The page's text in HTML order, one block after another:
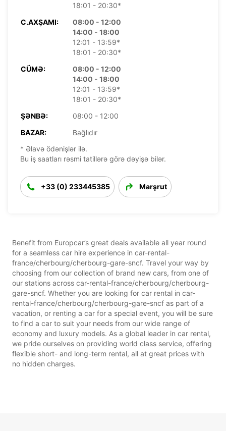
18:01 - 20:30*
C.AXŞAMI:
08:00 - 12:00
14:00 - 18:00
12:01 - 13:59*
18:01 - 20:30*
CÜMƏ:
08:00 - 12:00
14:00 - 18:00
12:01 - 13:59*
18:01 - 20:30*
ŞƏNBƏ:
08:00 - 12:00
BAZAR:
Bağlıdır
* Əlavə ödənişlər ilə.
Bu iş saatları rəsmi tatillərə görə dəyişə bilər.
+33 (0) 233445385 Marşrut
Benefit from Europcar’s great deals available all year round
for a seamless car hire experience in car-rental-
france/cherbourg/cherbourg-gare-sncf. Travel your way by
choosing from our collection of brand new cars, from one of
our stations across car-rental-france/cherbourg/cherbourg-
gare-sncf. Whether you are looking for car rental in car-
rental-france/cherbourg/cherbourg-gare-sncf as part of a
vacation, or renting a car for a special event, you will be sure
to find a car to suit your needs from our wide range of
economy and luxury models. As a global leader in car rental,
we pride ourselves on providing world class service, offering
flexible short- and long-term rental, all at great prices with
no hidden charges.